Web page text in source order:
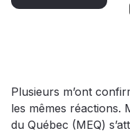
Plusieurs m’ont
les mêmes réactions.
du Québec (MEQ)